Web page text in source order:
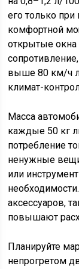
его только
комфортной
открытые
выше 80 км/ч
климат-
Масса
каждые 50 кг
потребление
ненужные
или
аксессуаров,
повышают
Планируйте
непрогретом